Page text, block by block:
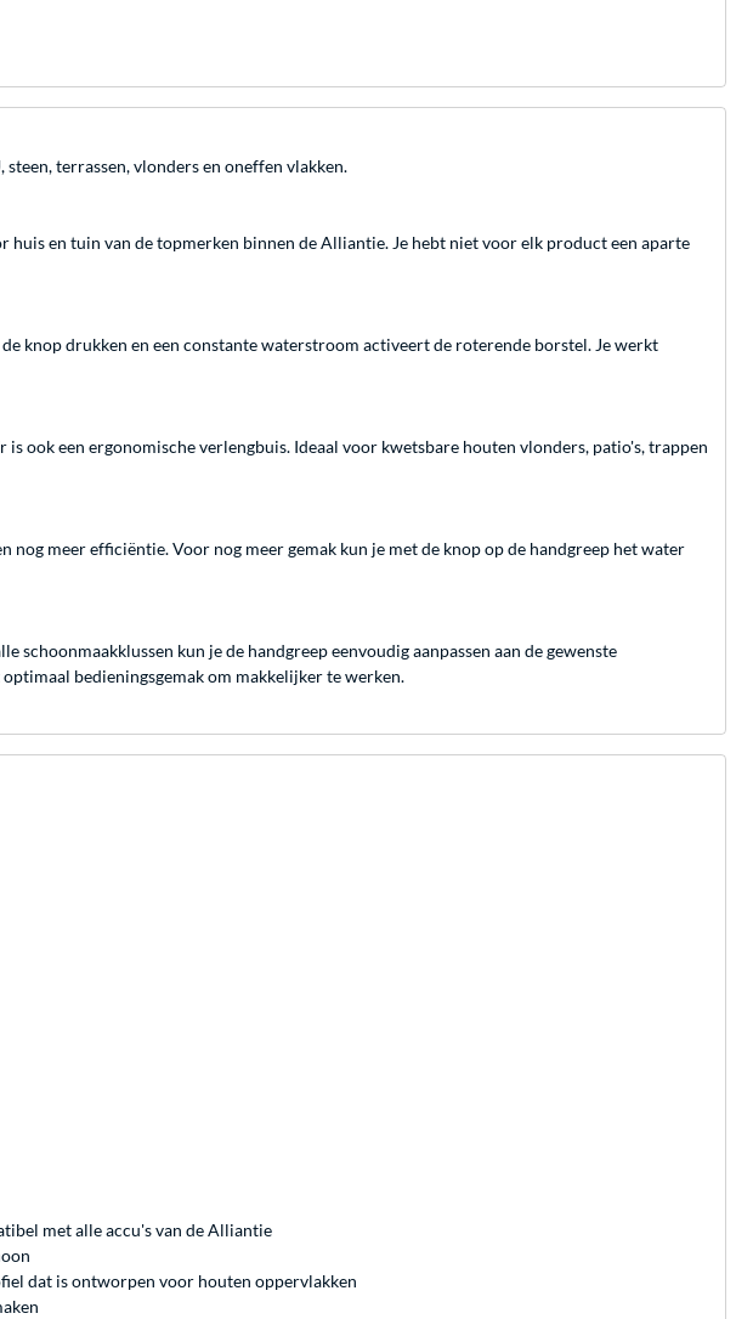
terrassen, vlonders en oneffen vlakken.
huis en tuin van de topmerken binnen de Alliantie. Je hebt niet voor elk product een aparte
knop drukken en een constante waterstroom activeert de roterende borstel. Je werkt
ook een ergonomische verlengbuis. Ideaal voor kwetsbare houten vlonders, patio's, trappen
meer efficiëntie. Voor nog meer gemak kun je met de knop op de handgreep het water
kun je de handgreep eenvoudig aanpassen aan de gewenste
bedieningsgemak om makkelijker te werken.
met alle accu's van de Alliantie
dat is ontworpen voor houten oppervlakken